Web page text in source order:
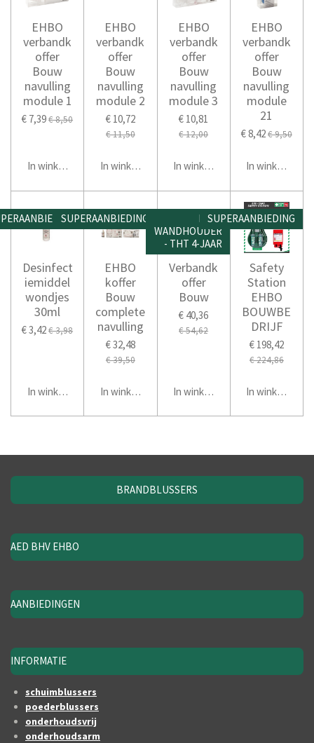
EHBO
verbandk
offer
Bouw
navulling
module 1
€ 7,39€ 8,50
In winkelwagen
EHBO
verbandk
offer
Bouw
navulling
module 2
€ 10,72
€ 11,50
In winkelwagen
EHBO
verbandk
offer
Bouw
navulling
module 3
€ 10,81
€ 12,00
In winkelwagen
EHBO
verbandk
offer
Bouw
navulling
module
21
€ 8,42€ 9,50
In winkelwagen
Desinfect
iemiddel
wondjes
30ml
€ 3,42€ 3,98
In winkelwagen
SUPERAANBIEDING
EHBO
koffer
Bouw
complete
navulling
€ 32,48
€ 39,50
In winkelwagen
INCL.
WANDHOUDER
- THT 4-JAAR
Verbandk
offer
Bouw
€ 40,36
€ 54,62
In winkelwagen
SUPERAANBIEDING
Safety
Station
EHBO
BOUWBE
DRIJF
€ 198,42
€ 224,86
In winkelwagen
BRANDBLUSSERS
AED BHV EHBO
AANBIEDINGEN
INFORMATIE
schuimblussers
poederblussers
onderhoudsvrij
onderhoudsarm